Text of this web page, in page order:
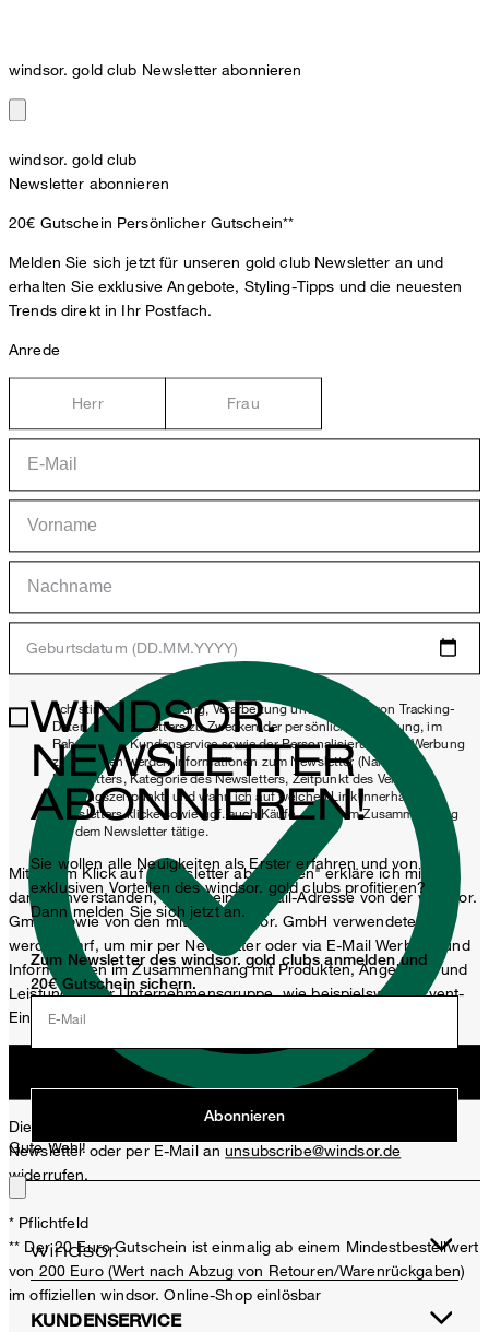
windsor. gold club Newsletter abonnieren
windsor. gold club
Newsletter abonnieren
20€ Gutschein Persönlicher Gutschein**
Melden Sie sich jetzt für unseren gold club Newsletter an und
erhalten Sie exklusive Angebote, Styling-Tipps und die neuesten
Trends direkt in Ihr Postfach.
Anrede
Herr Frau
Geburtsdatum (DD.MM.YYYY)
*Ich stimme der Erhebung, Verarbeitung und Nutzung von Tracking-
Daten des Newsletters zu Zwecken der persönlichen Beratung, im
Rahmen des Kundenservice sowie der Personalisierung von Werbung
zu. Erhoben werden Informationen zum Newsletter (Name des
Newsletters, Kategorie des Newsletters, Zeitpunkt des Versands,
Öffnungszeitpunkt) und wann ich auf welchen Link innerhalb des
Newsletters klicke sowie ggf. auch Käufe, die ich im Zusammenhang
mit dem Newsletter tätige.
Mit einem Klick auf „Newsletter abonnieren" erkläre ich mich
damit einverstanden, dass meine E-Mail-Adresse von der windsor.
GmbH sowie von den mit der windsor. GmbH verwendeten
werden darf, um mir per Newsletter oder via E-Mail Werbung und
Informationen im Zusammenhang mit Produkten, Angeboten und
Leistungen der Unternehmensgruppe, wie beispielsweise Event-
Einladungen, Aktionen, Produkt-Promotions zuzusenden.
Diese Einwilligung kann ich jederzeit durch den Abmeldelink im
Newsletter oder per E-Mail anunsubscribe@windsor.de
widerrufen.
* Pflichtfeld
** Der 20 Euro Gutschein ist einmalig ab einem Mindestbestellwert
von 200 Euro (Wert nach Abzug von Retouren/Warenrückgaben)
im offiziellen windsor. Online-Shop einlösbar
Gute Wahl!
WINDSOR.
NEWSLETTER
ABONNIEREN!
E-Mail
Zum Newsletter des windsor. gold clubs anmelden und
20€ Gutschein sichern.
Sie wollen alle Neuigkeiten als Erster erfahren und von
exklusiven Vorteilen des windsor. gold clubs profitieren?
Dann melden Sie sich jetzt an.
Abonnieren
KUNDENSERVICE